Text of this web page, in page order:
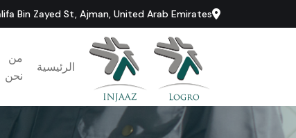
Bin Zayed St, Ajman, United Arab Emirates
الرئيسية
من
نحن